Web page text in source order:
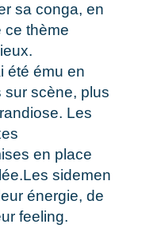
sa conga, en
ce thème
été ému en
scène, plus
Les
en place
sidemen
énergie, de
feeling.